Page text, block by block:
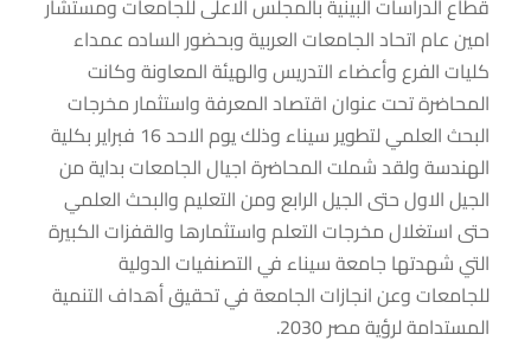
قطاع الدراسات البينية بالمجلس الاعلى للجامعات ومستشار
امين عام اتحاد الجامعات العربية وبحضور الساده عمداء
كليات الفرع وأعضاء التدريس والهيئة المعاونة وكانت
المحاضرة تحت عنوان اقتصاد المعرفة واستثمار مخرجات
البحث العلمي لتطوير سيناء وذلك يوم الاحد 16 فبراير بكلية
الهندسة ولقد شملت المحاضرة اجيال الجامعات بداية من
الجيل الاول حتى الجيل الرابع ومن التعليم والبحث العلمي
حتى استغلال مخرجات التعلم واستثمارها والقفزات الكبيرة
التي شهدتها جامعة سيناء في التصنفيات الدولية
للجامعات وعن انجازات الجامعة في تحقيق أهداف التنمية
المستدامة لرؤية مصر 2030.